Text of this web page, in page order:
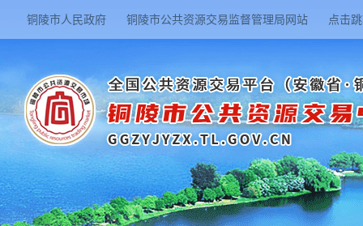
铜陵市人民政府 铜陵市公共资源交易监督管理局网站 点击